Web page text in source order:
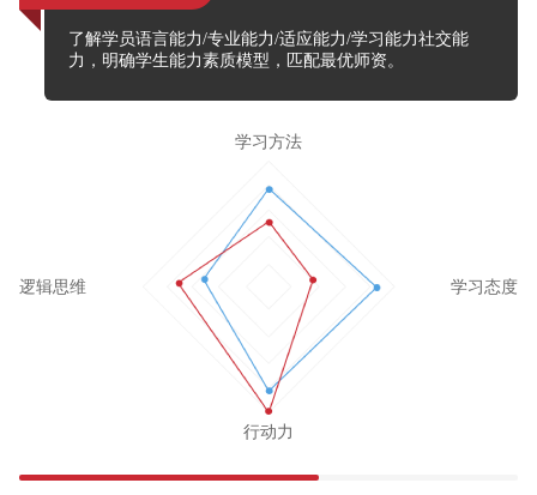
了解学员语言能力/专业能力/适应能力/学习能力社交能
力，明确学生能力素质模型，匹配最优师资。
学习方法
学习态度
行动力
逻辑思维